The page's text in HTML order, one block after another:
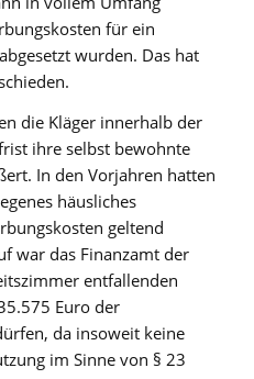
für ein
wurden. Das hat
die Kläger innerhalb der
ihre selbst bewohnte
In den Vorjahren hatten
häusliches
geltend
war das Finanzamt der
entfallenden
Euro der
da insoweit keine
im Sinne von § 23